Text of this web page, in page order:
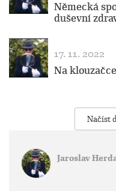
Německá
duševní
17. 11. 2022
Na
Načíst
Jaroslav